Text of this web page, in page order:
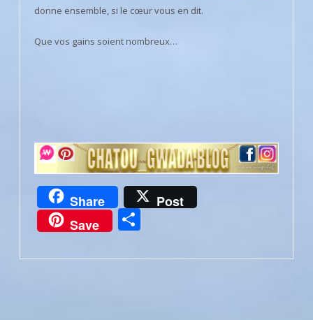
donne ensemble, si le cœur vous en dit.
Que vos gains soient nombreux…
Share
Post
Save